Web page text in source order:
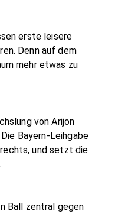
erste leisere
Denn auf dem
mehr etwas zu
von Arijon
Bayern-Leihgabe
und setzt die
Ball zentral gegen